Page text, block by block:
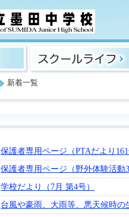
新着一覧
保護者専用ページ（PTAだより
保護者専用ページ（野外体験活動
学校だより（7月 第4号）
台風や豪雨、大雨等、悪天候時